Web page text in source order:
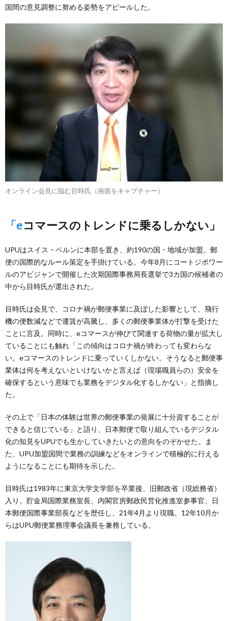
国間の意見調整に努める姿勢をアピールした。
オンライン会見に臨む目時氏（画面をキャプチャー）
「eコマースのトレンドに乗るしかない」
UPUはスイス・ベルンに本部を置き、約190の国・地域が加盟。郵
便の国際的なルール策定を手掛けている。今年8月にコートジボワー
ルのアビジャンで開催した次期国際事務局長選挙で3カ国の候補者の
中から目時氏が選出された。
目時氏は会見で、コロナ禍が郵便事業に及ぼした影響として、飛行
機の便数減などで運賃が高騰し、多くの郵便事業体が打撃を受けた
ことに言及。同時に、eコマースが伸びて関連する荷物の量が拡大し
ていることにも触れ「この傾向はコロナ禍が終わっても変わらな
い。eコマースのトレンドに乗っていくしかない。そうなると郵便事
業体は何を考えないといけないかと言えば（現場職員らの）安全を
確保するという意味でも業務をデジタル化するしかない」と指摘し
た。
その上で「日本の体験は世界の郵便事業の発展に十分資することが
できると信じている」と語り、日本郵便で取り組んでいるデジタル
化の知見をUPUでも生かしていきたいとの意向をのぞかせた。ま
た、UPU加盟国間で業務の訓練などをオンラインで積極的に行える
ようになることにも期待を示した。
目時氏は1983年に東京大学文学部を卒業後、旧郵政省（現総務省）
入り。貯金局国際業務室長、内閣官房郵政民営化推進室参事官、日
本郵便国際事業部長などを歴任し、21年4月より現職。12年10月か
らはUPU郵便業務理事会議長を兼務している。